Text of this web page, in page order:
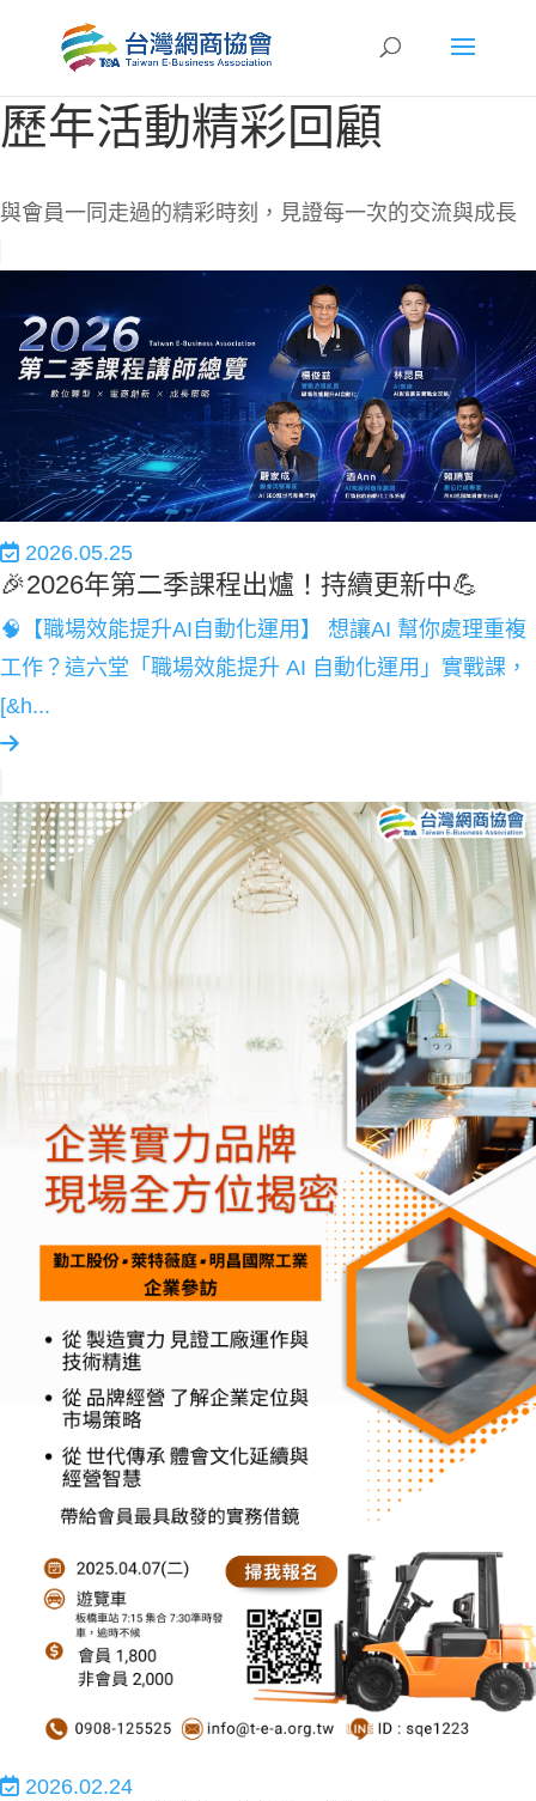
歷年活動精彩回顧
與會員一同走過的精彩時刻，見證每一次的交流與成長
2026.05.25
🎉2026年第二季課程出爐！持續更新中💪
🧠【職場效能提升AI自動化運用】 想讓AI 幫你處理重複
工作？這六堂「職場效能提升 AI 自動化運用」實戰課，
[&h...
2026.02.24